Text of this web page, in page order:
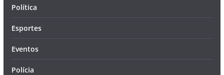
Política
Esportes
Eventos
Polícia